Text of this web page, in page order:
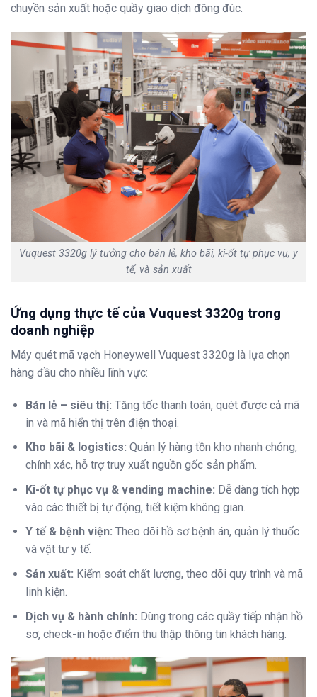
chuyền sản xuất hoặc quầy giao dịch đông đúc.
Vuquest 3320g lý tưởng cho bán lẻ, kho bãi, ki-ốt tự phục vụ, y
tế, và sản xuất
Ứng dụng thực tế của Vuquest 3320g trong
doanh nghiệp
Máy quét mã vạch Honeywell Vuquest 3320g là lựa chọn
hàng đầu cho nhiều lĩnh vực:
Bán lẻ – siêu thị: Tăng tốc thanh toán, quét được cả mã
in và mã hiển thị trên điện thoại.
Kho bãi & logistics: Quản lý hàng tồn kho nhanh chóng,
chính xác, hỗ trợ truy xuất nguồn gốc sản phẩm.
Ki-ốt tự phục vụ & vending machine: Dễ dàng tích hợp
vào các thiết bị tự động, tiết kiệm không gian.
Y tế & bệnh viện: Theo dõi hồ sơ bệnh án, quản lý thuốc
và vật tư y tế.
Sản xuất: Kiểm soát chất lượng, theo dõi quy trình và mã
linh kiện.
Dịch vụ & hành chính: Dùng trong các quầy tiếp nhận hồ
sơ, check-in hoặc điểm thu thập thông tin khách hàng.